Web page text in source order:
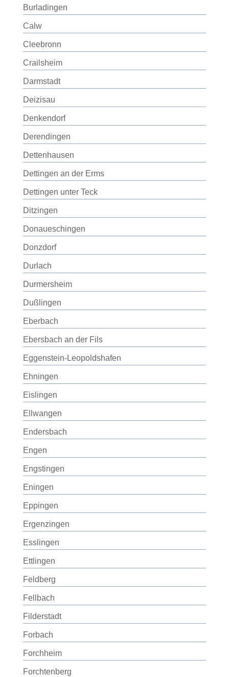
Burladingen
Calw
Cleebronn
Crailsheim
Darmstadt
Deizisau
Denkendorf
Derendingen
Dettenhausen
Dettingen an der Erms
Dettingen unter Teck
Ditzingen
Donaueschingen
Donzdorf
Durlach
Durmersheim
Dußlingen
Eberbach
Ebersbach an der Fils
Eggenstein-Leopoldshafen
Ehningen
Eislingen
Ellwangen
Endersbach
Engen
Engstingen
Eningen
Eppingen
Ergenzingen
Esslingen
Ettlingen
Feldberg
Fellbach
Filderstadt
Forbach
Forchheim
Forchtenberg